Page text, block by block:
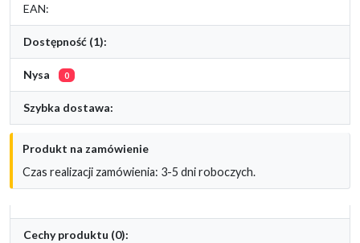
EAN:
Dostępność (1):
Nysa 0
Szybka dostawa:
Produkt na zamówienie
Czas realizacji zamówienia: 3-5 dni roboczych.
Cechy produktu (0):